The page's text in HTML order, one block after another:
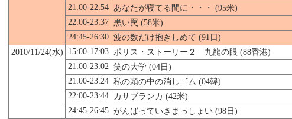
21:00-22:54
あなたが寝てる間に・・・ (95米)
22:00-23:37 黒い罠 (58米)
24:45-26:30 波の数だけ抱きしめて (91日)
2010/11/24(水)
15:00-17:03 ポリス・ストーリー２ 九龍の眼 (88香港)
21:00-23:02 笑の大学 (04日)
21:00-23:24 私の頭の中の消しゴム (04韓)
22:00-23:44
カサブランカ (42米)
24:45-26:45 がんばっていきまっしょい (98日)